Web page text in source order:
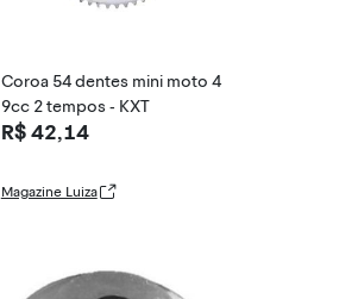
Coroa 54 dentes mini moto 4
9cc 2 tempos - KXT
R$ 42,14
Magazine Luiza